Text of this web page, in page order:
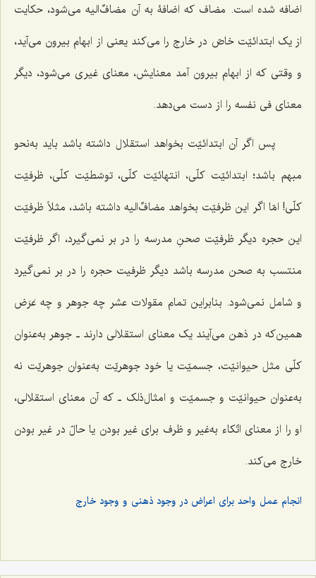
اضافه شده است. مضاف که اضافۀ به آن مضافٌ‌الیه مى‌شود، حکایت
از یک ابتدائیّت خاصّ در خارج را مى‌کند یعنی از ابهام بیرون مى‌آید،
و وقتى که از ابهام بیرون آمد معنایش، معناى غیرى مى‌شود، دیگر
معناى فى نفسه را از دست مى‌دهد.
پس اگر آن ابتدائیّت بخواهد استقلال داشته باشد باید به‌نحو
مبهم باشد؛ ابتدائیّت کلّى، انتهائیّت کلّى، توسّطیّت کلّى، ظرفیّت
کلّى! امّا اگر این ظرفیّت بخواهد مضافٌ‌الیه داشته باشد، مثلاً ظرفیّت
این حجره دیگر ظرفیّت صحنِ مدرسه را در بر نمى‌گیرد، اگر ظرفیّت
منتسب به صحن مدرسه باشد دیگر ظرفیت حجره را در بر نمى‌گیرد
و شامل نمى‌شود. بنابراین تمام مقولات عشر چه جوهر و چه عَرَض
همین‌که در ذهن مى‌آیند یک معنای استقلالی دارند ـ جوهر به‌عنوان
کلّى مثل حیوانیّت، جسمیّت یا خود جوهریّت به‌عنوان جوهریّت نه
به‌عنوان حیوانیّت و جسمیّت و امثال‌ذلک ـ که آن معناى استقلالى،
او را از معناى اتّکاء به‌غیر و ظرف براى غیر بودن یا حالّ در غیر بودن
خارج مى‌کند.
انجام عمل واحد برای اعراض در وجود ذهنی و وجود خارج